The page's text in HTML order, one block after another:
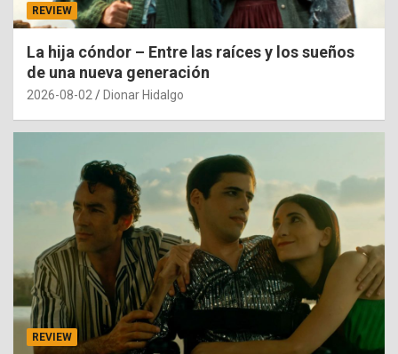
REVIEW
La hija cóndor – Entre las raíces y los sueños
de una nueva generación
2026-08-02 Dionar Hidalgo
REVIEW